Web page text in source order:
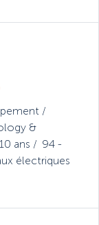
&
ans
94 -
électriques